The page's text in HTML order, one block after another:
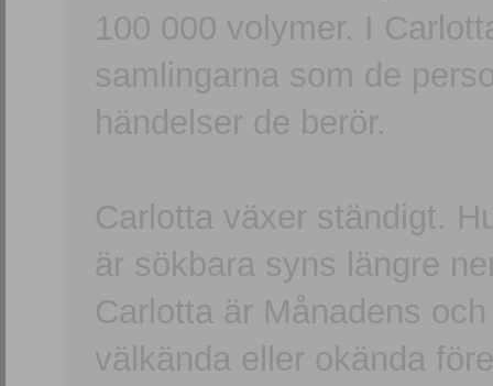
100 000 volymer. I
samlingarna som de
händelser de berör.
Carlotta växer ständigt.
är sökbara syns längre
Carlotta är Månadens
välkända eller okända